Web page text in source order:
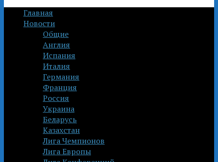
Главная
Новости
Общие
Англия
Испания
Италия
Германия
Франция
Россия
Украина
Беларусь
Казахстан
Лига Чемпионов
Лига Европы